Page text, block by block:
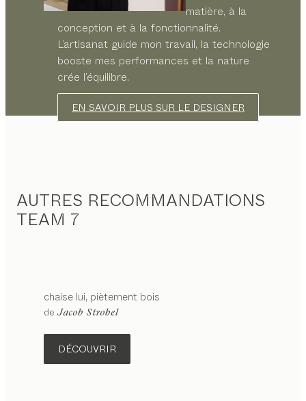
matière, à la
conception et à la fonctionnalité.
L’artisanat guide mon travail, la technologie
booste mes performances et la nature
crée l’équilibre.
EN SAVOIR PLUS SUR LE DESIGNER
AUTRES RECOMMANDATIONS
TEAM 7
configurable
chaise lui piètement bois
de Jacob Strobel
DÉCOUVRIR